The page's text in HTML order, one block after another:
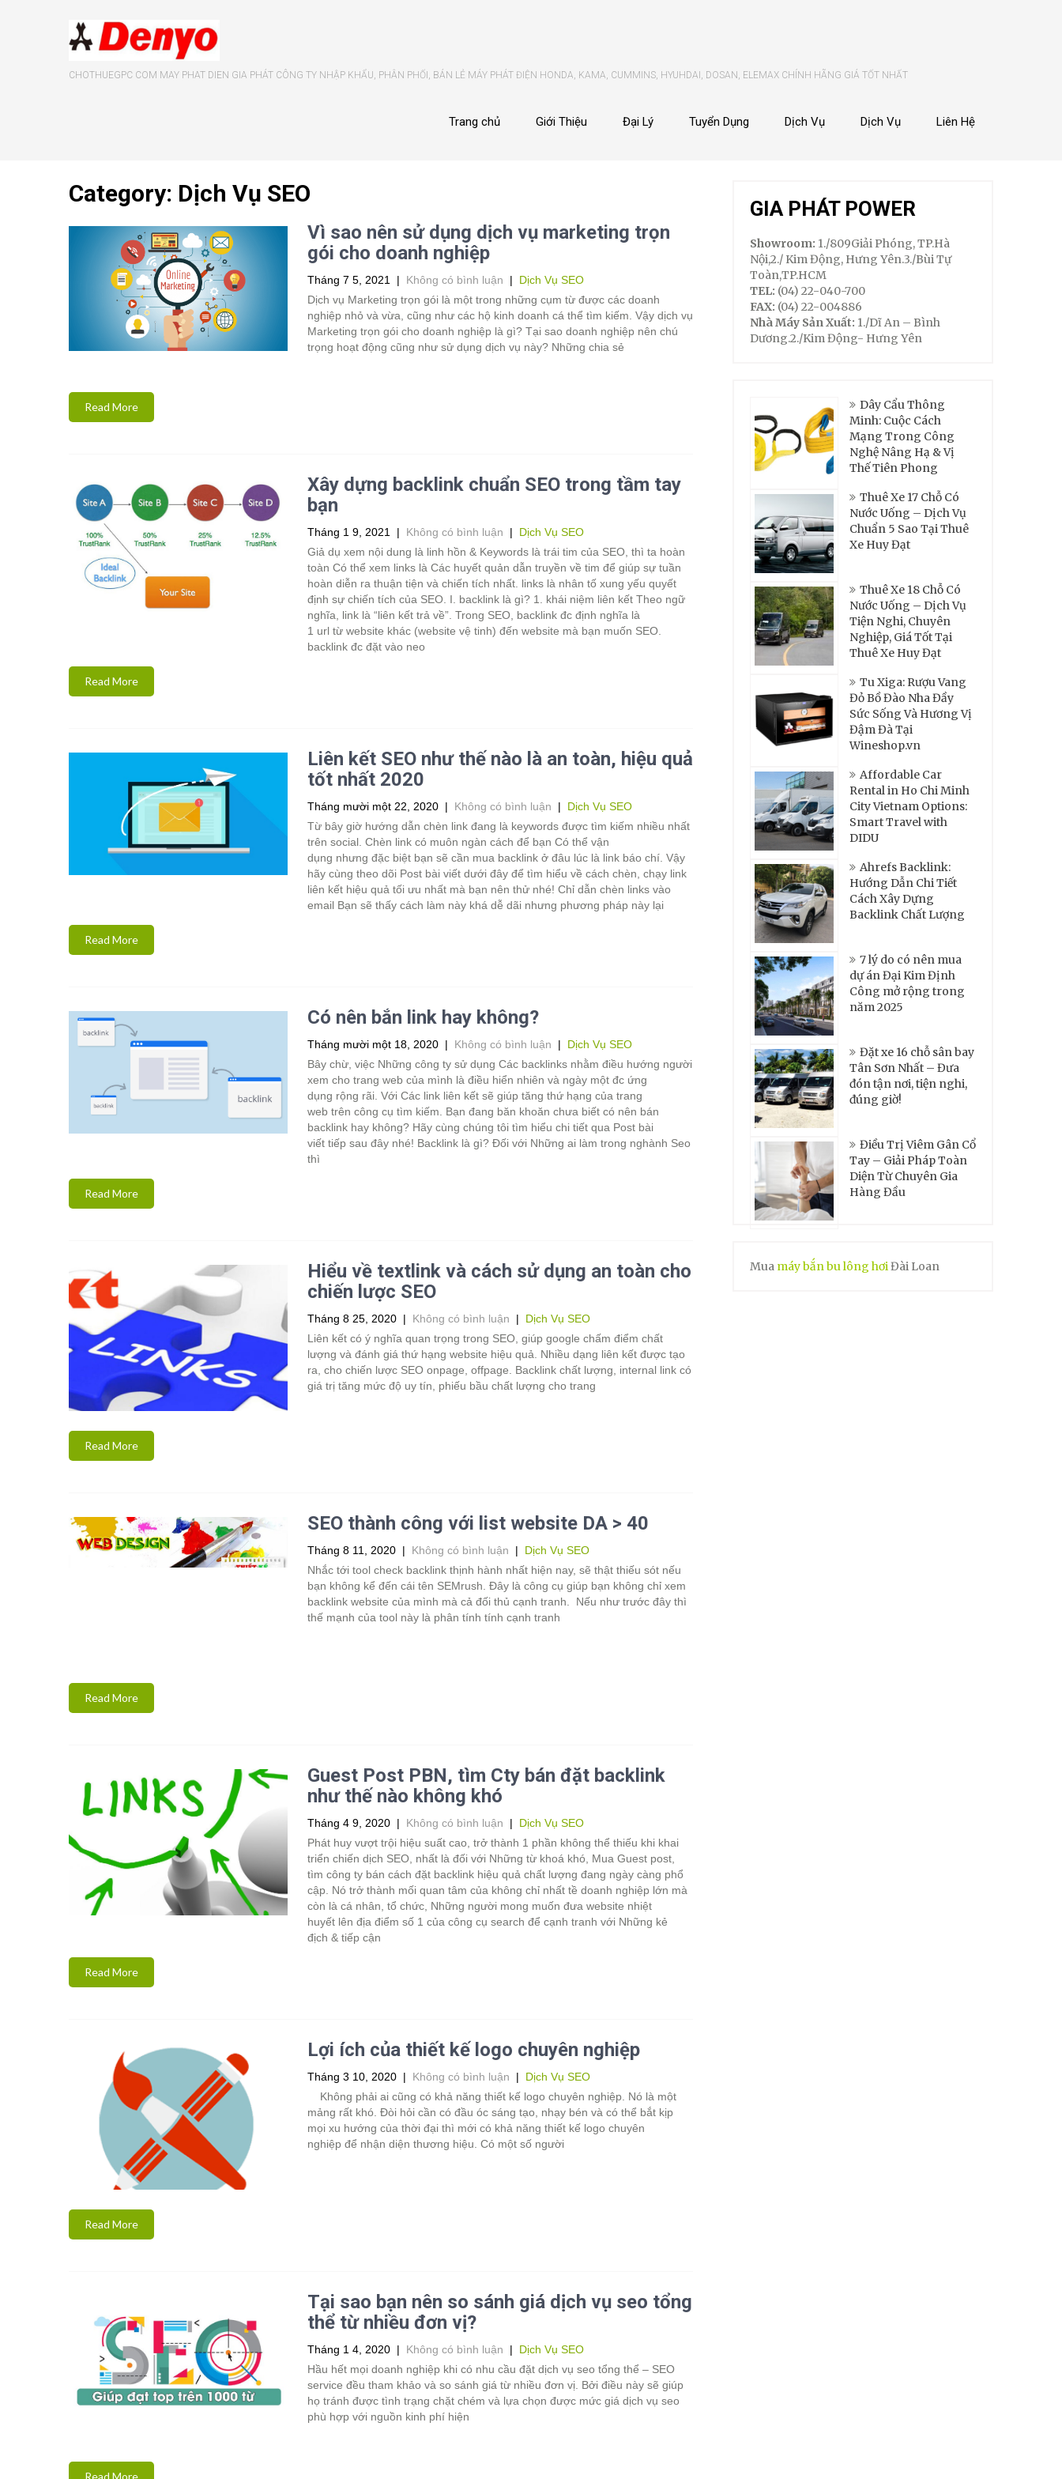
CHOTHUEGPC COM MAY PHAT DIEN GIA PHÁT CÔNG TY NHẬP KHẨU, PHÂN PHỐI, BÁN LẺ MÁY PHÁT ĐIỆN HONDA, KAMA, CUMMINS, HYUHDAI, DOSAN, ELEMAX CHÍNH HÃNG GIÁ TỐT NHẤT
Trang chủ Giới Thiệu Đại Lý Tuyển Dụng Dịch Vụ Dịch Vụ Liên Hệ
Category: Dịch Vụ SEO
Vì sao nên sử dụng dịch vụ marketing trọn
gói cho doanh nghiệp
Tháng 7 5, 2021 | Không có bình luận | Dịch Vụ SEO
Dịch vụ Marketing trọn gói là một trong những cụm từ được các doanh
nghiệp nhỏ và vừa, cũng như các hộ kinh doanh cá thể tìm kiếm. Vậy dịch vụ
Marketing trọn gói cho doanh nghiệp là gì? Tại sao doanh nghiệp nên chú
trọng hoạt động cũng như sử dụng dịch vụ này? Những chia sẻ
Read More
Xây dựng backlink chuẩn SEO trong tầm tay
bạn
Tháng 1 9, 2021 | Không có bình luận | Dịch Vụ SEO
Giả dụ xem nội dung là linh hồn & Keywords là trái tim của SEO, thì ta hoàn
toàn Có thể xem links là Các huyết quản dẫn truyền về tim để giúp sự tuần
hoàn diễn ra thuận tiện và chiến tích nhất. links là nhân tố xung yếu quyết
định sự chiến tích của SEO. I. backlink là gì? 1. khái niệm liên kết Theo ngữ
nghĩa, link là “liên kết trả về”. Trong SEO, backlink đc định nghĩa là
1 url từ website khác (website vệ tinh) đến website mà bạn muốn SEO.
backlink đc đặt vào neo
Read More
Liên kết SEO như thế nào là an toàn, hiệu quả
tốt nhất 2020
Tháng mười một 22, 2020 | Không có bình luận | Dịch Vụ SEO
Từ bây giờ hướng dẫn chèn link đang là keywords được tìm kiếm nhiều nhất
trên social. Chèn link có muôn ngàn cách để bạn Có thể vận
dụng nhưng đặc biệt bạn sẽ cần mua backlink ở đâu lúc là link báo chí. Vậy
hãy cùng theo dõi Post bài viết dưới đây để tìm hiểu về cách chèn, chạy link
liên kết hiệu quả tối ưu nhất mà bạn nên thử nhé! Chỉ dẫn chèn links vào
email Bạn sẽ thấy cách làm này khá dễ dãi nhưng phương pháp này lại
Read More
Có nên bắn link hay không?
Tháng mười một 18, 2020 | Không có bình luận | Dịch Vụ SEO
Bây chừ, việc Những công ty sử dụng Các backlinks nhằm điều hướng người
xem cho trang web của mình là điều hiển nhiên và ngày một đc ứng
dụng rộng rãi. Với Các link liên kết sẽ giúp tăng thứ hạng của trang
web trên công cụ tìm kiếm. Bạn đang băn khoăn chưa biết có nên bán
backlink hay không? Hãy cùng chúng tôi tìm hiểu chi tiết qua Post bài
viết tiếp sau đây nhé! Backlink là gì? Đối với Những ai làm trong nghành Seo
thì
Read More
Hiểu về textlink và cách sử dụng an toàn cho
chiến lược SEO
Tháng 8 25, 2020 | Không có bình luận | Dịch Vụ SEO
Liên kết có ý nghĩa quan trọng trong SEO, giúp google chấm điểm chất
lượng và đánh giá thứ hạng website hiệu quả. Nhiều dạng liên kết được tạo
ra, cho chiến lược SEO onpage, offpage. Backlink chất lượng, internal link có
giá trị tăng mức độ uy tín, phiếu bầu chất lượng cho trang
Read More
SEO thành công với list website DA > 40
Tháng 8 11, 2020 | Không có bình luận | Dịch Vụ SEO
Nhắc tới tool check backlink thịnh hành nhất hiện nay, sẽ thật thiếu sót nếu
bạn không kể đến cái tên SEMrush. Đây là công cụ giúp bạn không chỉ xem
backlink website của mình mà cả đối thủ cạnh tranh. Nếu như trước đây thì
thế mạnh của tool này là phân tính tính cạnh tranh
Read More
Guest Post PBN, tìm Cty bán đặt backlink
như thế nào không khó
Tháng 4 9, 2020 | Không có bình luận | Dịch Vụ SEO
Phát huy vượt trội hiệu suất cao, trở thành 1 phần không thể thiếu khi khai
triển chiến dịch SEO, nhất là đối với Những từ khoá khó, Mua Guest post,
tìm công ty bán cách đặt backlink hiệu quả chất lượng đang ngày càng phổ
cập. Nó trở thành mối quan tâm của không chỉ nhất tề doanh nghiệp lớn mà
còn là cá nhân, tổ chức, Những người mong muốn đưa website nhiệt
huyết lên địa điểm số 1 của công cụ search để cạnh tranh với Những kẻ
địch & tiếp cận
Read More
Lợi ích của thiết kế logo chuyên nghiệp
Tháng 3 10, 2020 | Không có bình luận | Dịch Vụ SEO
Không phải ai cũng có khả năng thiết kế logo chuyên nghiệp. Nó là một
mảng rất khó. Đòi hỏi cần có đầu óc sáng tạo, nhạy bén và có thể bắt kịp
mọi xu hướng của thời đại thì mới có khả năng thiết kế logo chuyên
nghiệp để nhận diện thương hiệu. Có một số người
Read More
Tại sao bạn nên so sánh giá dịch vụ seo tổng
thể từ nhiều đơn vị?
Tháng 1 4, 2020 | Không có bình luận | Dịch Vụ SEO
Hầu hết mọi doanh nghiệp khi có nhu cầu đặt dịch vụ seo tổng thể – SEO
service đều tham khảo và so sánh giá từ nhiều đơn vị. Bởi điều này sẽ giúp
họ tránh được tình trạng chặt chém và lựa chọn được mức giá dịch vụ seo
phù hợp với nguồn kinh phí hiện
Read More
GIA PHÁT POWER
Showroom: 1./809Giải Phóng, TP.Hà
Nội,2./ Kim Động, Hưng Yên.3./Bùi Tự
Toàn,TP.HCM
TEL: (04) 22-040-700
FAX: (04) 22-004886
Nhà Máy Sản Xuất: 1./Dĩ An – Bình
Dương.2./Kim Động- Hưng Yên
Dây Cẩu Thông
Minh: Cuộc Cách
Mạng Trong Công
Nghệ Nâng Hạ & Vị
Thế Tiên Phong
Thuê Xe 17 Chỗ Có
Nước Uống – Dịch Vụ
Chuẩn 5 Sao Tại Thuê
Xe Huy Đạt
Thuê Xe 18 Chỗ Có
Nước Uống – Dịch Vụ
Tiện Nghi, Chuyên
Nghiệp, Giá Tốt Tại
Thuê Xe Huy Đạt
Tu Xiga: Rượu Vang
Đỏ Bồ Đào Nha Đầy
Sức Sống Và Hương Vị
Đậm Đà Tại
Wineshop.vn
Affordable Car
Rental in Ho Chi Minh
City Vietnam Options:
Smart Travel with
DIDU
Ahrefs Backlink:
Hướng Dẫn Chi Tiết
Cách Xây Dựng
Backlink Chất Lượng
7 lý do có nên mua
dự án Đại Kim Định
Công mở rộng trong
năm 2025
Đặt xe 16 chỗ sân bay
Tân Sơn Nhất – Đưa
đón tận nơi, tiện nghi,
đúng giờ!
Điều Trị Viêm Gân Cổ
Tay – Giải Pháp Toàn
Diện Từ Chuyên Gia
Hàng Đầu
Mua máy bắn bu lông hơiĐài Loan